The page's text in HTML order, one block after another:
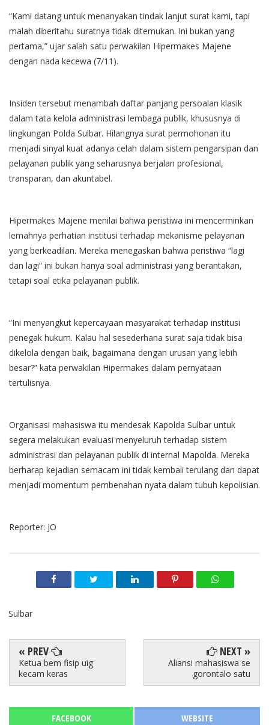
“Kami datang untuk menanyakan tindak lanjut surat kami, tapi
malah diberitahu suratnya tidak ditemukan. Ini bukan yang
pertama,” ujar salah satu perwakilan Hipermakes Majene
dengan nada kecewa (7/11).
Insiden tersebut menambah daftar panjang persoalan klasik
dalam tata kelola administrasi lembaga publik, khususnya di
lingkungan Polda Sulbar. Hilangnya surat permohonan itu
menjadi sinyal kuat adanya celah dalam sistem pengarsipan dan
pelayanan publik yang seharusnya berjalan profesional,
transparan, dan akuntabel.
Hipermakes Majene menilai bahwa peristiwa ini mencerminkan
lemahnya perhatian institusi terhadap mekanisme pelayanan
yang berkeadilan. Mereka menegaskan bahwa peristiwa “lagi
dan lagi” ini bukan hanya soal administrasi yang berantakan,
tetapi soal etika pelayanan publik.
“Ini menyangkut kepercayaan masyarakat terhadap institusi
penegak hukum. Kalau hal sesederhana surat saja tidak bisa
dikelola dengan baik, bagaimana dengan urusan yang lebih
besar?” kata perwakilan Hipermakes dalam pernyataan
tertulisnya.
Organisasi mahasiswa itu mendesak Kapolda Sulbar untuk
segera melakukan evaluasi menyeluruh terhadap sistem
administrasi dan pelayanan publik di internal Mapolda. Mereka
berharap kejadian semacam ini tidak kembali terulang dan dapat
menjadi momentum pembenahan nyata dalam tubuh kepolisian.
Reporter: JO
Sulbar
« PREV
Ketua bem fisip uig
kecam keras
NEXT »
Aliansi mahasiswa se
gorontalo satu
FACEBOOK WEBSITE